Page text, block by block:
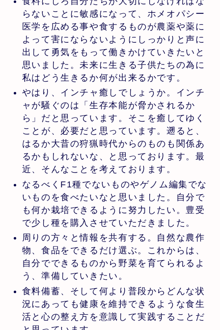
らないことに敏感になって、ホメオパシー
医学を広める事や食するものが農薬や薬に
よって害にならないようにしっかりと声に
出して勇気をもって働きかけていきたいと
思いました。未来に生きる子供たちの為に
私はどう生きるか何が出来るかです。
やはり、インチャ癒しでしょうか。インチ
ャが騒ぐのは「生存本能が脅かされるか
ら」だと思っています。そこを癒してゆく
ことが、必要だと思っています。遡ると、
はるか大昔の狩猟時代からのものも関係あ
るかもしれないな、と思っております。最
近、そんなことを考えております。
なるべくF1種でないものやゲノム編集でな
いものを食べたいなと思いました。自分で
も何か栽培できるように努力したい。豊受
で少し種を購入させていただきました。
周りの方々と情報を共有する。自然な農作
物、食品をできるだけ選ぶ。これからは、
自分でできるものから野菜を育てられるよ
う、準備していきたい。
食料備蓄、そして何より普段からどんな状
況にあっても健康を維持できるような食生
活と心の整え方を意識して実践することだ